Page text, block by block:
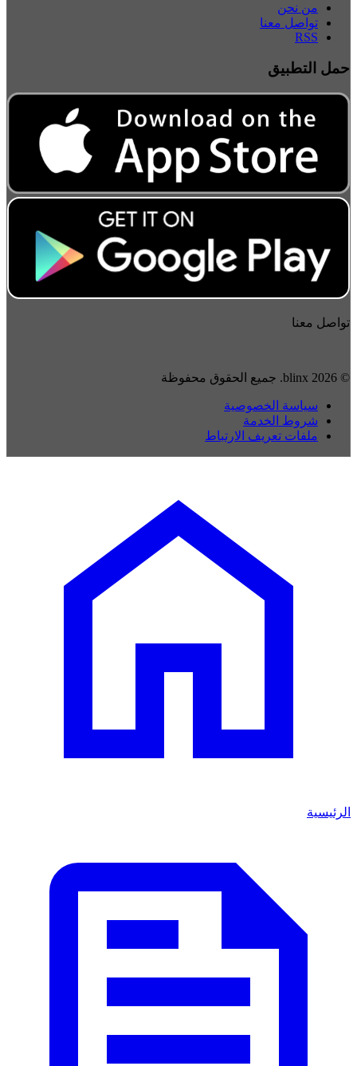
من نحن
تواصل معنا
RSS
حمل التطبيق
تواصل معنا
© 2026 blinx. جميع الحقوق محفوظة
سياسة الخصوصية
شروط الخدمة
ملفات تعريف الارتباط
الرئيسية